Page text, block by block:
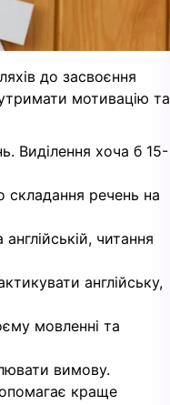
до засвоєння
мотивацію та
Виділення хоча б 15-
складання речень на
читання
англійську,
мовленні та
вимову.
краще